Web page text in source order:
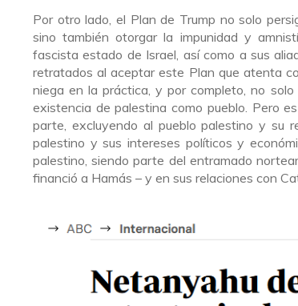
Por otro lado, el Plan de Trump no solo
sino también otorgar la impunidad y
fascista estado de Israel, así como a sus
retratados al aceptar este Plan que atenta
niega en la práctica, y por completo, no
existencia de palestina como pueblo. Pero
parte, excluyendo al pueblo palestino y su
palestino y sus intereses políticos y
palestino, siendo parte del entramado
financió a Hamás – y en sus relaciones con